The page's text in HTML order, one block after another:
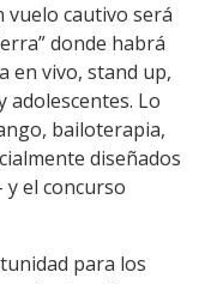
vuelo cautivo será
donde habrá
en vivo, stand up,
adolescentes. Lo
bailoterapia,
diseñados
el concurso
para los